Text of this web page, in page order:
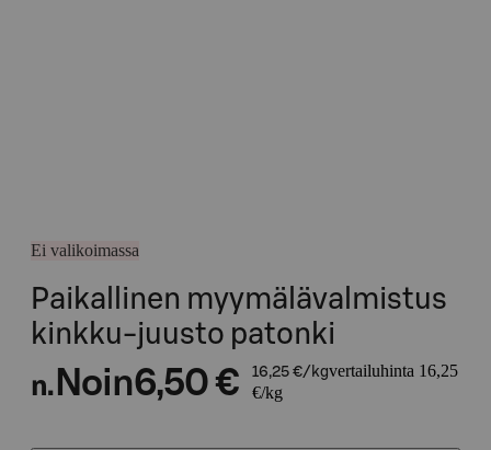
Ei valikoimassa
Paikallinen myymälävalmistus
kinkku-juusto patonki
n. Noin6,50 € 16,25 €/kgvertailuhinta 16,25
€/kg